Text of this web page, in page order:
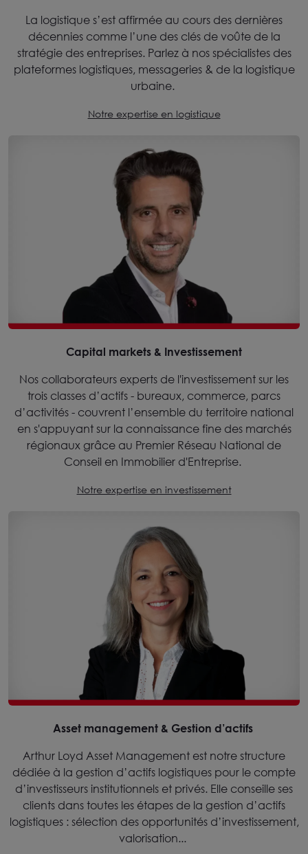
La logistique s’est affirmée au cours des dernières
décennies comme l’une des clés de voûte de la
stratégie des entreprises. Parlez à nos spécialistes des
plateformes logistiques, messageries & de la logistique
urbaine.
Notre expertise en logistique
Capital markets & Investissement
Nos collaborateurs experts de l'investissement sur les
trois classes d’actifs - bureaux, commerce, parcs
d’activités - couvrent l’ensemble du territoire national
en s'appuyant sur la connaissance fine des marchés
régionaux grâce au Premier Réseau National de
Conseil en Immobilier d'Entreprise.
Notre expertise en investissement
Asset management & Gestion d’actifs
Arthur Loyd Asset Management est notre structure
dédiée à la gestion d’actifs logistiques pour le compte
d’investisseurs institutionnels et privés. Elle conseille ses
clients dans toutes les étapes de la gestion d’actifs
logistiques : sélection des opportunités d’investissement,
valorisation...